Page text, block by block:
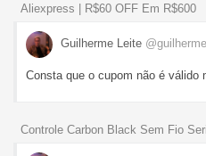
Aliexpress | R$60 OFF Em R$600
Guilherme Leite
Consta que o cupom não é válido
Controle Carbon Black Sem Fio